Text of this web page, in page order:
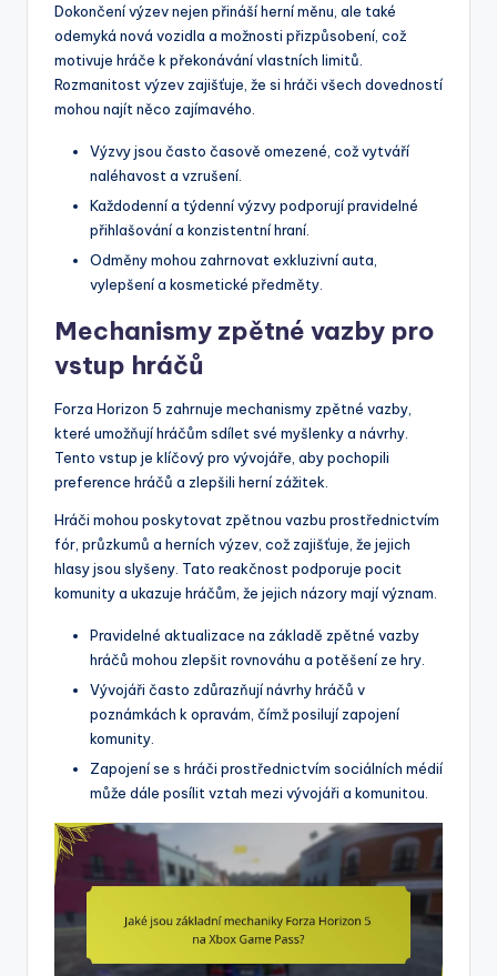
Dokončení výzev nejen přináší herní měnu, ale také
odemyká nová vozidla a možnosti přizpůsobení, což
motivuje hráče k překonávání vlastních limitů.
Rozmanitost výzev zajišťuje, že si hráči všech dovedností
mohou najít něco zajímavého.
Výzvy jsou často časově omezené, což vytváří
naléhavost a vzrušení.
Každodenní a týdenní výzvy podporují pravidelné
přihlašování a konzistentní hraní.
Odměny mohou zahrnovat exkluzivní auta,
vylepšení a kosmetické předměty.
Mechanismy zpětné vazby pro
vstup hráčů
Forza Horizon 5 zahrnuje mechanismy zpětné vazby,
které umožňují hráčům sdílet své myšlenky a návrhy.
Tento vstup je klíčový pro vývojáře, aby pochopili
preference hráčů a zlepšili herní zážitek.
Hráči mohou poskytovat zpětnou vazbu prostřednictvím
fór, průzkumů a herních výzev, což zajišťuje, že jejich
hlasy jsou slyšeny. Tato reakčnost podporuje pocit
komunity a ukazuje hráčům, že jejich názory mají význam.
Pravidelné aktualizace na základě zpětné vazby
hráčů mohou zlepšit rovnováhu a potěšení ze hry.
Vývojáři často zdůrazňují návrhy hráčů v
poznámkách k opravám, čímž posilují zapojení
komunity.
Zapojení se s hráči prostřednictvím sociálních médií
může dále posílit vztah mezi vývojáři a komunitou.